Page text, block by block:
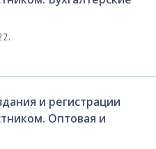
и регистрации
Оптовая и